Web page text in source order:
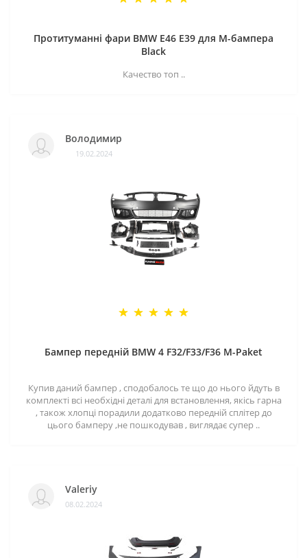
Протитуманні фари BMW E46 E39 для M-бампера
Black
Качество топ ..
Володимир
19.02.2024
Бампер передній BMW 4 F32/F33/F36 M-Paket
Купив даний бампер , сподобалось те що до нього йдуть в
комплекті всі необхідні деталі для встановлення, якісь гарна
, також хлопці порадили додатково передній сплітер до
цього бамперу ,не пошкодував , виглядає супер ..
Valeriy
08.02.2024